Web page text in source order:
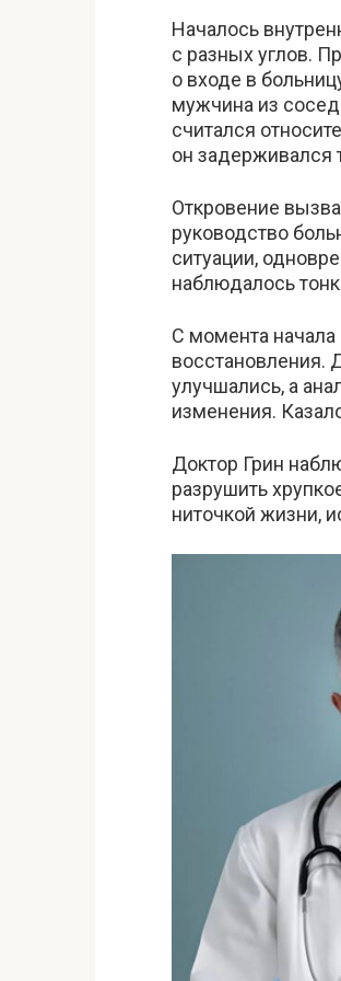
Началось
с разных углов.
о входе в
мужчина из
считался
он задерживался
Откровение
руководство
ситуации,
наблюдалось
С момента начала
восстановления.
улучшались, а
изменения.
Доктор Грин
разрушить
ниточкой жизни,